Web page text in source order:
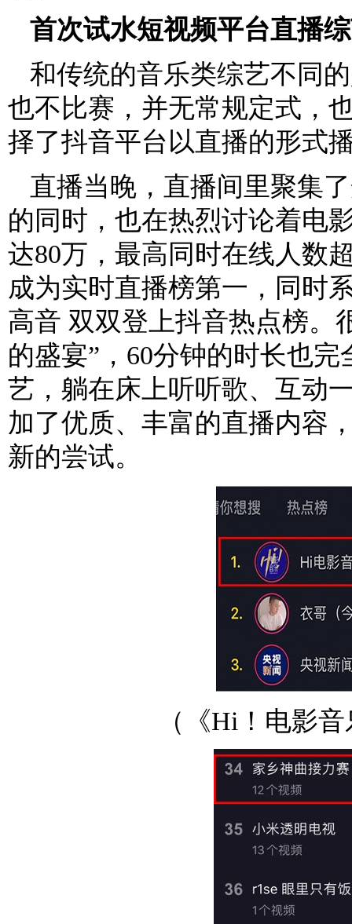
首次试水短视频平台直播
和传统的音乐类综艺不同
也不比赛，并无常规定式，
择了抖音平台以直播的形式
直播当晚，直播间里聚集
的同时，也在热烈讨论着电
达80万，最高同时在线人数
成为实时直播榜第一，同时
高音 双双登上抖音热点榜。
的盛宴”，60分钟的时长也
艺，躺在床上听听歌、互动
加了优质、丰富的直播内容
新的尝试。
（《Hi！电影